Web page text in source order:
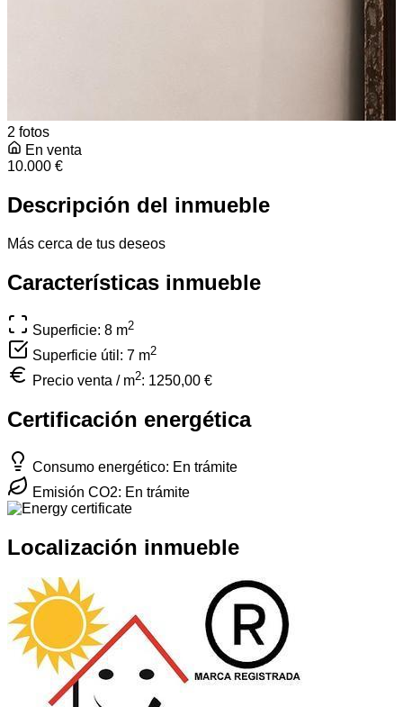
2 fotos
En venta
10.000 €
Descripción del inmueble
Más cerca de tus deseos
Características inmueble
Superficie: 8 m2
Superficie útil: 7 m2
Precio venta / m2: 1250,00 €
Certificación energética
Consumo energético: En trámite
Emisión CO2: En trámite
Localización inmueble